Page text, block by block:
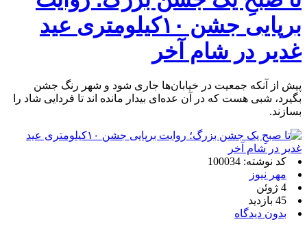
برپایی جشن ۱۰کیلومتری عید
غدیر در شام آخر
پیش از آنکه جمعیت در خیابان‌ها جاری شود و شهر رنگ جشن
بگیرد، شبی هست که در آن عده‌ای بیدار مانده اند تا فردایی شاد را
بسازند.
کد نوشته: 100034
مهر نیوز
4 ژوئن
45 بازدید
بدون دیدگاه